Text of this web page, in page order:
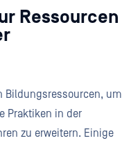
Ressourcen
Bildungsressourcen, um
Praktiken in der
zu erweitern. Einige